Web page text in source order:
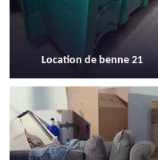
Location de benne 21